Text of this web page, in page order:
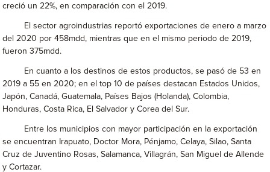
creció un 22%, en comparación con el 2019.
El sector agroindustrias reportó exportaciones de enero a marzo
del 2020 por 458mdd, mientras que en el mismo periodo de 2019,
fueron 375mdd.
En cuanto a los destinos de estos productos, se pasó de 53 en
2019 a 55 en 2020; en el top 10 de países destacan Estados Unidos,
Japón, Canadá, Guatemala, Países Bajos (Holanda), Colombia,
Honduras, Costa Rica, El Salvador y Corea del Sur.
Entre los municipios con mayor participación en la exportación
se encuentran Irapuato, Doctor Mora, Pénjamo, Celaya, Silao, Santa
Cruz de Juventino Rosas, Salamanca, Villagrán, San Miguel de Allende
y Cortazar.